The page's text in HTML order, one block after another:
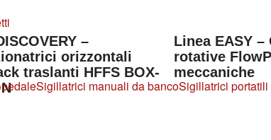
Sigillatrici manuali da bancoSigillatrici
–
orizzontali
traslanti HFFS BOX-
Linea EASY
rotative
meccaniche